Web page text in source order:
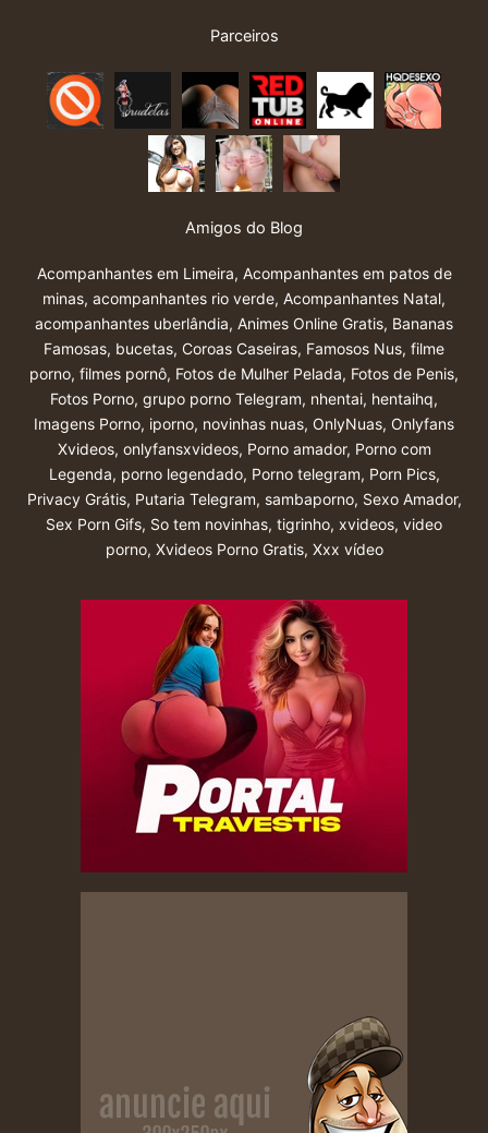
Parceiros
Amigos do Blog
Acompanhantes em Limeira, Acompanhantes em patos de
minas, acompanhantes rio verde, Acompanhantes Natal,
acompanhantes uberlândia, Animes Online Gratis, Bananas
Famosas, bucetas, Coroas Caseiras, Famosos Nus, filme
porno, filmes pornô, Fotos de Mulher Pelada, Fotos de Penis,
Fotos Porno, grupo porno Telegram, nhentai, hentaihq,
Imagens Porno, iporno, novinhas nuas, OnlyNuas, Onlyfans
Xvideos, onlyfansxvideos, Porno amador, Porno com
Legenda, porno legendado, Porno telegram, Porn Pics,
Privacy Grátis, Putaria Telegram, sambaporno, Sexo Amador,
Sex Porn Gifs, So tem novinhas, tigrinho, xvideos, video
porno, Xvideos Porno Gratis, Xxx vídeo